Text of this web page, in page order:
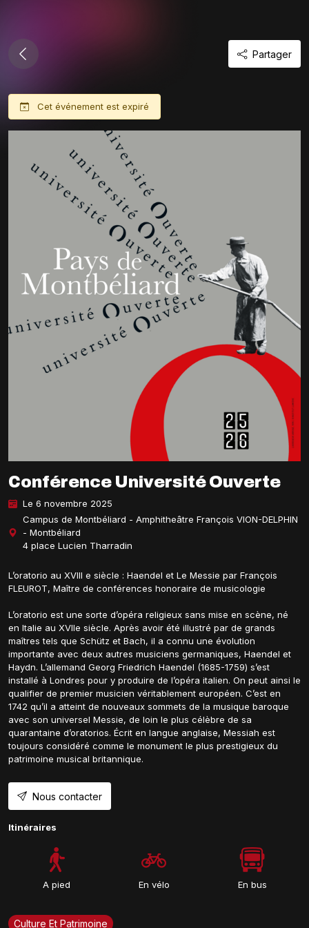
Partager
Cet événement est expiré
Conférence Université Ouverte
Le 6 novembre 2025
Campus de Montbéliard - Amphitheâtre François VION-DELPHIN
- Montbéliard
4 place Lucien Tharradin
L’oratorio au XVIII e siècle : Haendel et Le Messie par François
FLEUROT, Maître de conférences honoraire de musicologie
L’oratorio est une sorte d’opéra religieux sans mise en scène, né
en Italie au XVIIe siècle. Après avoir été illustré par de grands
maîtres tels que Schütz et Bach, il a connu une évolution
importante avec deux autres musiciens germaniques, Haendel et
Haydn. L’allemand Georg Friedrich Haendel (1685-1759) s’est
installé à Londres pour y produire de l’opéra italien. On peut ainsi le
qualifier de premier musicien véritablement européen. C’est en
1742 qu’il a atteint de nouveaux sommets de la musique baroque
avec son universel Messie, de loin le plus célèbre de sa
quarantaine d’oratorios. Écrit en langue anglaise, Messiah est
toujours considéré comme le monument le plus prestigieux du
patrimoine musical britannique.
Nous contacter
Itinéraires
A pied En vélo En bus
Culture Et Patrimoine